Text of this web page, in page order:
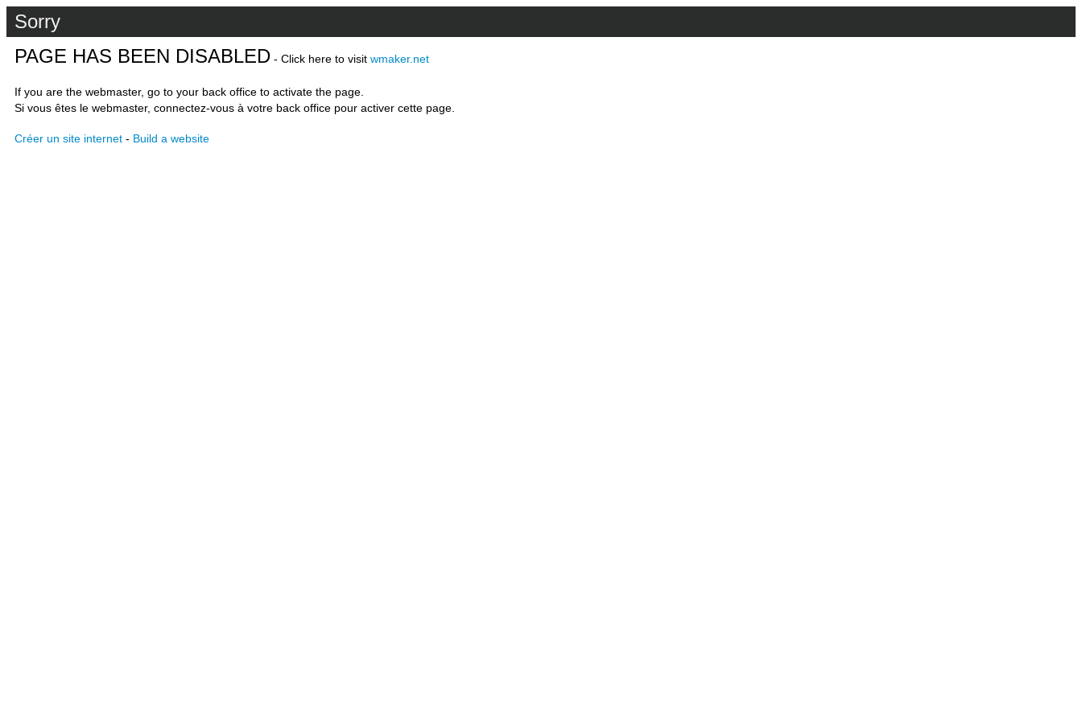
Sorry
PAGE HAS BEEN DISABLED - Click here to visit wmaker.net
If you are the webmaster, go to your back office to activate the page.
Si vous êtes le webmaster, connectez-vous à votre back office pour activer cette page.
Créer un site internet - Build a website